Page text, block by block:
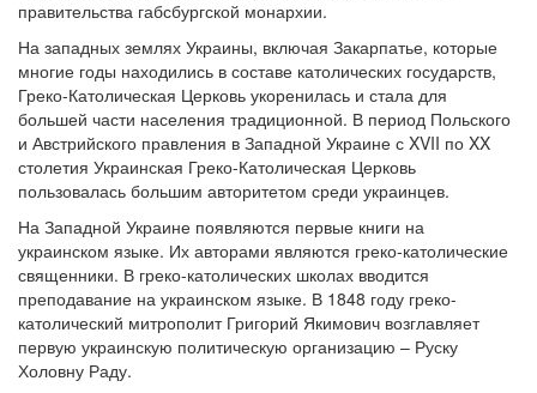
правительства габсбургской монархии.
На западных землях Украины, включая Закарпатье, которые
многие годы находились в составе католических государств,
Греко-Католическая Церковь укоренилась и стала для
большей части населения традиционной. В период Польского
и Австрийского правления в Западной Украине с XVII по XX
столетия Украинская Греко-Католическая Церковь
пользовалась большим авторитетом среди украинцев.
На Западной Украине появляются первые книги на
украинском языке. Их авторами являются греко-католические
священники. В греко-католических школах вводится
преподавание на украинском языке. В 1848 году греко-
католический митрополит Григорий Якимович возглавляет
первую украинскую политическую организацию – Руску
Холовну Раду.